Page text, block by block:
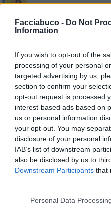
Facciabuco - Do Not
Information
If you wish to opt-out of the
processing of your personal
targeted advertising by us,
section to confirm your
opt-out request is processed
interest-based ads based on
us or personal information
your opt-out. You may
disclosure of your personal
IAB’s list of downstream
also be disclosed by us to
Downstream Participants that
Personal Data
25 Novembre 2025- 4.321
Io e mia cugina ElyBetta a casa
fuori piove